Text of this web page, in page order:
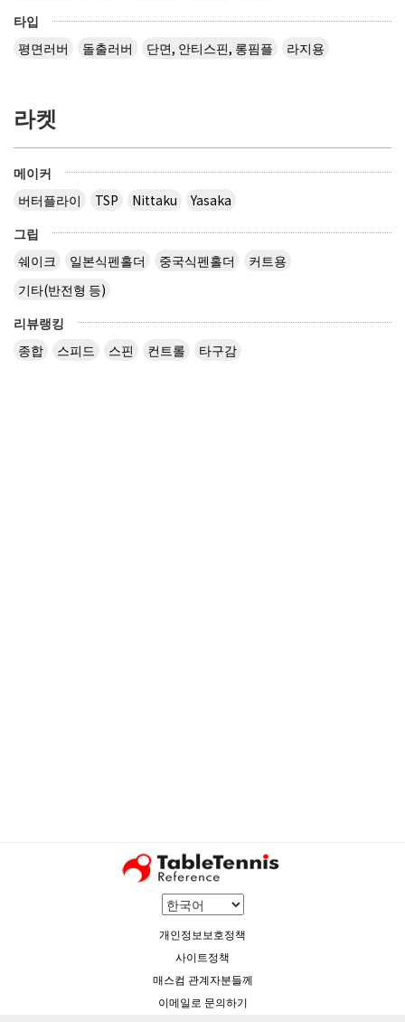
타입
평면러버
돌출러버 단면, 안티스핀, 롱핌플 라지용
라켓
메이커
버터플라이
TSP Nittaku
Yasaka
그립
쉐이크
일본식펜홀더 중국식펜홀더
커트용
기타(반전형 등)
리뷰랭킹
종합
스피드 스핀 컨트롤 타구감
개인정보보호정책
사이트정책
매스컴 관계자분들께
이메일로 문의하기